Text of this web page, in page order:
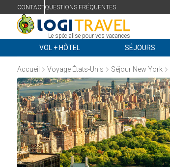
CONTACTQUESTIONS FRÉQUENTES
Le spécialise pour vos vacances
VOL + HÔTEL SÉJOURS
Accueil Voyage États-Unis Séjour New York